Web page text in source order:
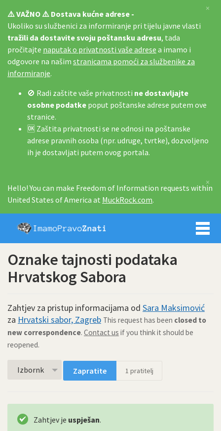
⚠️ VAŽNO ⚠️ Dostava kućne adrese -
Ukoliko su službenici za informiranje pri tijelu javne vlasti
tražili da dostavite svoju poštansku adresu, tada
pročitajte naputak o privatnosti vaše adrese a imamo i
odgovore na našim stranicama pomoći za službenike za
informiranje.
🚫 Radi zaštite vaše privatnosti ne dostavljajte
osobne podatke poput poštanske adrese putem ove
stranice.
🆗 Zaštita privatnosti se ne odnosi na poštanske
adrese pravnih osoba (npr. udruge, tvrtke), dozvoljeno
ih je dostavljati putem ovog portala.
×
Hello! You can make Freedom of Information requests within
United States of America at MuckRock.com.
×
Imamo
Oznake tajnosti podataka
Hrvatskog Sabora
Zahtjev za pristup informacijama od Sara Maksimović
za Hrvatski sabor, Zagreb This request has been closed to
new correspondence. Contact us if you think it should be
reopened.
Izbornk Zapratite 1 pratitelj
Zahtjev je uspješan.